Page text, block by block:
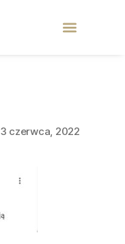
3 czerwca, 2022